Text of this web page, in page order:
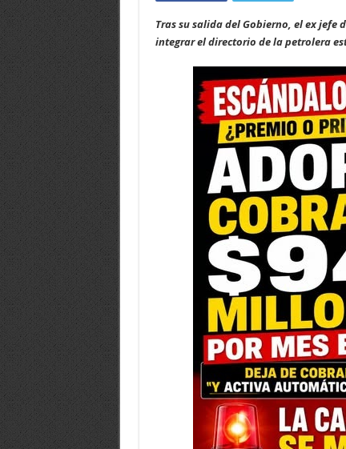
Tras su salida del Gobierno, el ex
integrar el directorio de la petrolera